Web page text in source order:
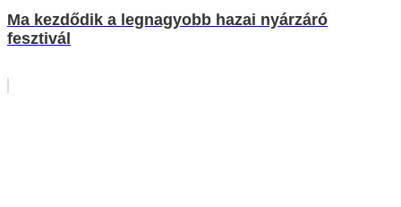
Ma kezdődik a legnagyobb hazai nyárzáró
fesztivál